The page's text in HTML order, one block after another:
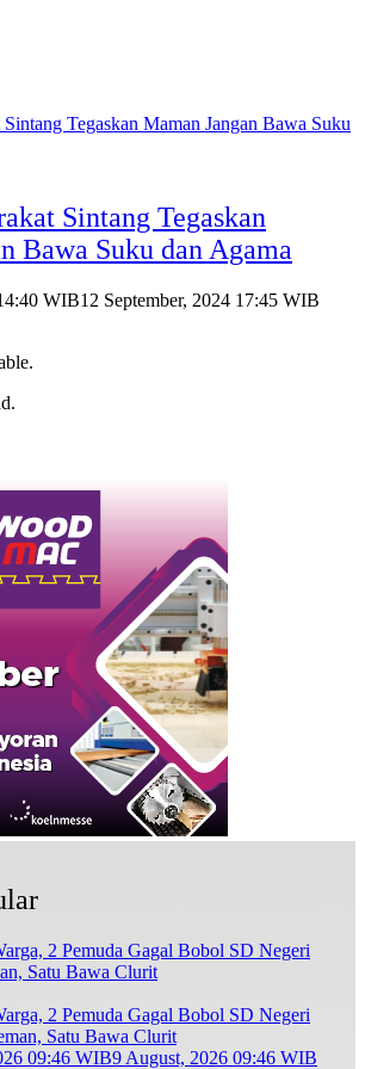
Sintang Tegaskan
Bawa Suku dan Agama
WIB12 September, 2024 17:45 WIB
2 Pemuda Gagal Bobol SD Negeri
Satu Bawa Clurit
09:46 WIB9 August, 2026 09:46 WIB